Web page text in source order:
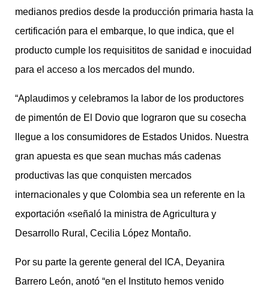
medianos predios desde la producción primaria hasta la
certificación para el embarque, lo que indica, que el
producto cumple los requisititos de sanidad e inocuidad
para el acceso a los mercados del mundo.
“Aplaudimos y celebramos la labor de los productores
de pimentón de El Dovio que lograron que su cosecha
llegue a los consumidores de Estados Unidos. Nuestra
gran apuesta es que sean muchas más cadenas
productivas las que conquisten mercados
internacionales y que Colombia sea un referente en la
exportación «señaló la ministra de Agricultura y
Desarrollo Rural, Cecilia López Montaño.
Por su parte la gerente general del ICA, Deyanira
Barrero León, anotó “en el Instituto hemos venido